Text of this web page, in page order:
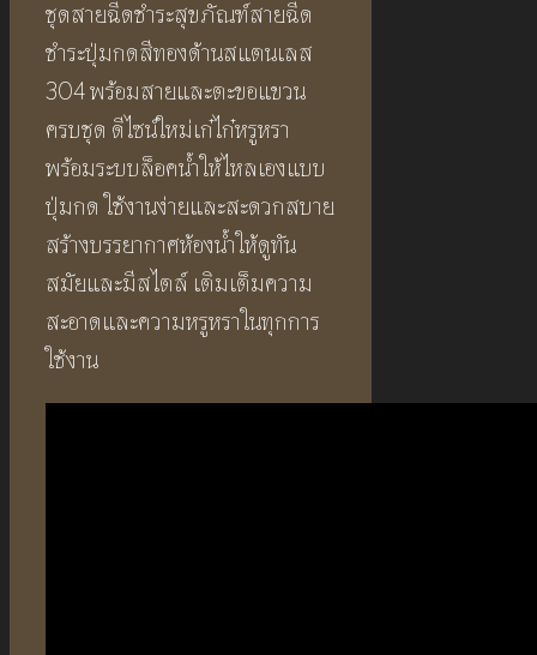
ชุดสายฉีดชำระสุขภัณฑ์สายฉีด
ชำระปุ่มกดสีทองด้านสแตนเลส
304 พร้อมสายและตะขอแขวน
ครบชุด ดีไซน์ใหม่เก๋ไก๋หรูหรา
พร้อมระบบล็อคน้ำให้ไหลเองแบบ
ปุ่มกด ใช้งานง่ายและสะดวกสบาย
สร้างบรรยากาศห้องน้ำให้ดูทัน
สมัยและมีสไตล์ เติมเต็มความ
สะอาดและความหรูหราในทุกการ
ใช้งาน